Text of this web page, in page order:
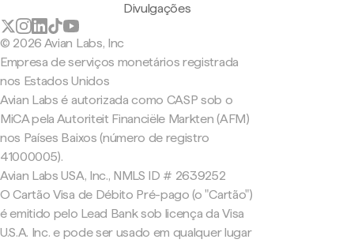
Divulgações
© 2026 Avian Labs, Inc
Empresa de serviços monetários registrada
nos Estados Unidos
Avian Labs é autorizada como CASP sob o
MiCA pela Autoriteit Financiële Markten (AFM)
nos Países Baixos (número de registro
41000005).
Avian Labs USA, Inc., NMLS ID # 2639252
O Cartão Visa de Débito Pré-pago (o "Cartão")
é emitido pelo Lead Bank sob licença da Visa
U.S.A. Inc. e pode ser usado em qualquer lugar